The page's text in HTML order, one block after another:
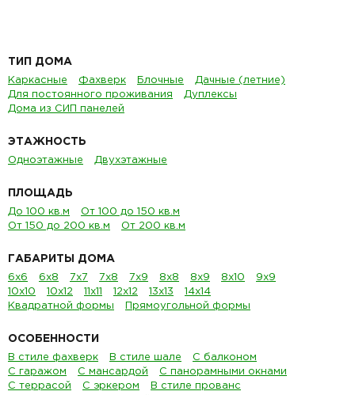
ТИП ДОМА
Каркасные Фахверк Блочные
Дачные (летние)
Для постоянного проживания
Дуплексы
Дома из СИП панелей
ЭТАЖНОСТЬ
Одноэтажные Двухэтажные
ПЛОЩАДЬ
До 100 кв.м
От 100 до 150 кв.м
От 150 до 200 кв.м
От 200 кв.м
ГАБАРИТЫ ДОМА
6х6 6х8 7х7 7х8 7х9 8х8 8х9 8х10
9х9
10х10
10х12 11х11 12х12 13х13
14х14
Квадратной формы
Прямоугольной формы
ОСОБЕННОСТИ
В стиле фахверк В стиле шале
С балконом
С гаражом
С мансардой
С панорамными окнами
С террасой
С эркером
В стиле прованс